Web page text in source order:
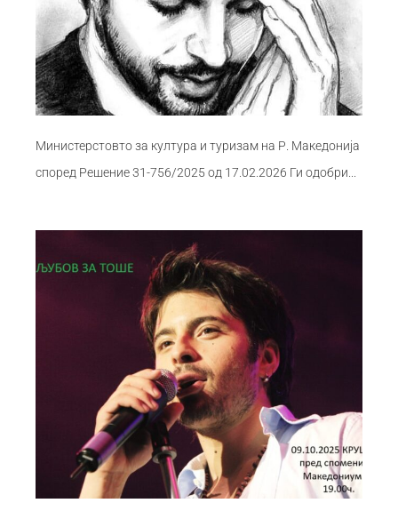
Министерстовто за култура и туризам на Р. Македонија
според Решение 31-756/2025 од 17.02.2026 Ги одобри...